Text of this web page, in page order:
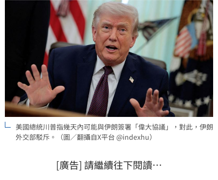
美國總統川普指幾天內可能與伊朗簽署「偉大協議」，對此，伊朗
外交部駁斥。（圖／翻攝自X平台 @indexhu）
[廣告] 請繼續往下閱讀…